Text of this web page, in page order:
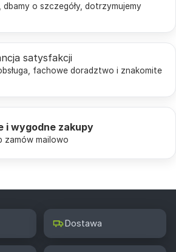
dbamy o szczegóły, dotrzymujemy
satysfakcji
fachowe doradztwo i znakomite
i wygodne zakupy
zamów mailowo
Dostawa